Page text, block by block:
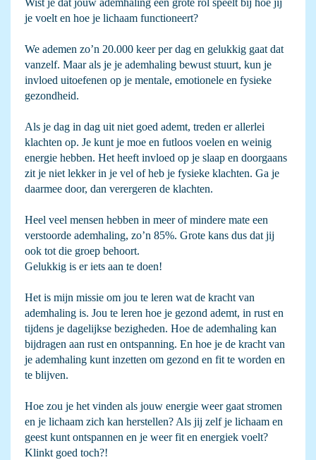
Wist je dat jouw ademhaling een grote rol speelt bij hoe jij
je voelt en hoe je lichaam functioneert?
We ademen zo’n 20.000 keer per dag en gelukkig gaat dat
vanzelf. Maar als je je ademhaling bewust stuurt, kun je
invloed uitoefenen op je mentale, emotionele en fysieke
gezondheid.
Als je dag in dag uit niet goed ademt, treden er allerlei
klachten op. Je kunt je moe en futloos voelen en weinig
energie hebben. Het heeft invloed op je slaap en doorgaans
zit je niet lekker in je vel of heb je fysieke klachten. Ga je
daarmee door, dan verergeren de klachten.
Heel veel mensen hebben in meer of mindere mate een
verstoorde ademhaling, zo’n 85%. Grote kans dus dat jij
ook tot die groep behoort.
Gelukkig is er iets aan te doen!
Het is mijn missie om jou te leren wat de kracht van
ademhaling is. Jou te leren hoe je gezond ademt, in rust en
tijdens je dagelijkse bezigheden. Hoe de ademhaling kan
bijdragen aan rust en ontspanning. En hoe je de kracht van
je ademhaling kunt inzetten om gezond en fit te worden en
te blijven.
Hoe zou je het vinden als jouw energie weer gaat stromen
en je lichaam zich kan herstellen? Als jij zelf je lichaam en
geest kunt ontspannen en je weer fit en energiek voelt?
Klinkt goed toch?!